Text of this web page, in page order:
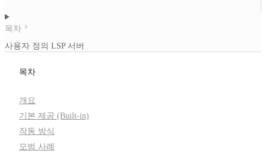
목차
사용자 정의 LSP 서버
목차
개요
기본 제공 (Built-in)
작동 방식
모범 사례